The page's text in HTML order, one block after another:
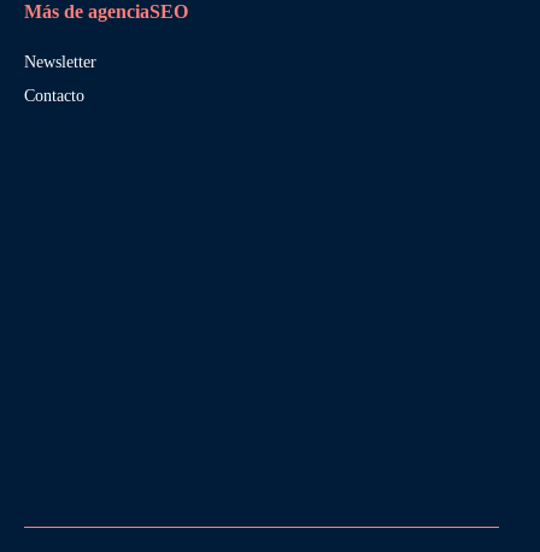
Más de agenciaSEO
Newsletter
Contacto